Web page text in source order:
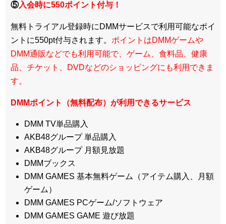
⑤入会時に550ポイント付与！
無料トライアル登録時にDMMサービスで利用可能なポイ
ントに550pt付与されます。 ポイントはDMMゲームや
DMM通販などでも利用可能で、ゲーム、食料品、健康
品、チケット、DVDなどのショッピングにも利用できま
す。
DMMポイント（無料配布）が利用できるサービス
DMM TV単品購入
AKB48グループ 単品購入
AKB48グループ 月額見放題
DMMブックス
DMM GAMES 基本無料ゲーム（アイテム購入、月額
ゲーム）
DMM GAMES PCゲーム/ソフトウェア
DMM GAMES GAME 遊び放題